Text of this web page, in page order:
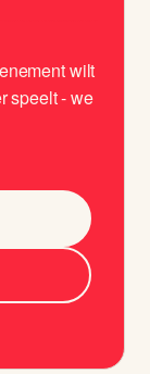
wilt
speelt - we